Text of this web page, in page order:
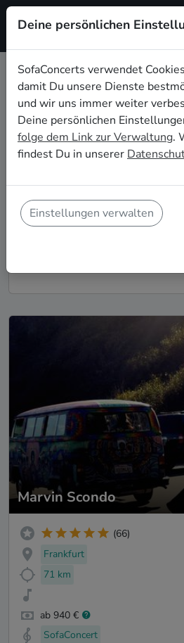
Dein Blues
Mannheim
Buche Blues Bands und
Wohnzimmerkonzert in
Bühne. Auf SofaConcerts
Blues Live-Acts, die genau zu
und Deinem
So
Marvin Scondo
(66)
Frankfurt
71 km
ab 940 €
SofaConcert
Deine persönlichen
SofaConcerts verwendet
damit Du unsere Dienste
und wir uns immer weiter
Deine persönlichen
folge dem Link zur Verwaltung.
findest Du in unserer
Einstellungen verwalten